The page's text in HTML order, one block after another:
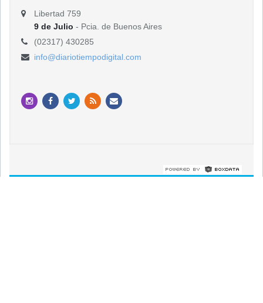
Libertad 759
9 de Julio - Pcia. de Buenos Aires
(02317) 430285
info@diariotiempodigital.com